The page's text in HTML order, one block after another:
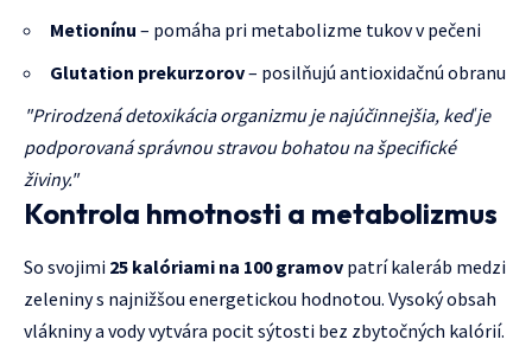
Metionínu – pomáha pri metabolizme tukov v pečeni
Glutation prekurzorov– posilňujú antioxidačnú obranu
"Prirodzená detoxikácia organizmu je najúčinnejšia, keď je
podporovaná správnou stravou bohatou na špecifické
živiny."
Kontrola hmotnosti a metabolizmus
So svojimi 25 kalóriami na 100 gramov patrí kaleráb medzi
zeleniny s najnižšou energetickou hodnotou. Vysoký obsah
vlákniny a vody vytvára pocit sýtosti bez zbytočných kalórií.